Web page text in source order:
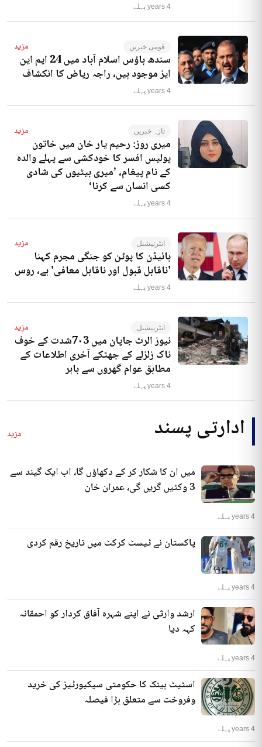
4 years پہلے
قومی خبریں مزید
سندھ ہاؤس اسلام آباد میں 24 ایم این
ایز موجود ہیں، راجہ ریاض کا انکشاف
4 years پہلے
تازہ خبریں مزید
میری روز: رحیم یار خان میں خاتون
پولیس افسر کا خودکشی سے پہلے والدہ
کے نام پیغام، ’میری بیٹیوں کی شادی
کسی انسان سے کرنا‘
4 years پہلے
انٹرنیشنل مزید
بائیڈن کا پوٹن کو جنگی مجرم کہنا
'ناقابل قبول اور ناقابل معافی' ہے، روس
4 years پہلے
انٹرنیشنل مزید
نیوز الرٹ جاپان میں 7۰3شدت کے خوف
ناک زلزلے کے جھٹکے آخری اطلاعات کے
مطابق عوام گھروں سے باہر
4 years پہلے
ادارتی پسند مزید
میں ان کا شکار کر کے دکھاؤں گا، اب ایک گیند سے
3 وکٹیں گریں گی، عمران خان
4 years پہلے
پاکستان نے ٹیسٹ کرکٹ میں تاریخ رقم کردی
4 years پہلے
ارشد وارثی نے اپنے شہرہ آفاق کردار کو احمقانہ
کہہ دیا
4 years پہلے
اسٹیٹ بینک کا حکومتی سیکیورٹیز کی خرید
وفروخت سے متعلق بڑا فیصلہ
4 years پہلے